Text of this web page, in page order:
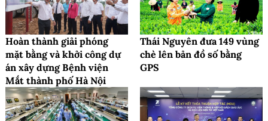
Hoàn thành giải phóng
mặt bằng và khởi công dự
án xây dựng Bệnh viện
Mắt thành phố Hà Nội
Thái Nguyên đưa 149 vùng
chè lên bản đồ số bằng
GPS